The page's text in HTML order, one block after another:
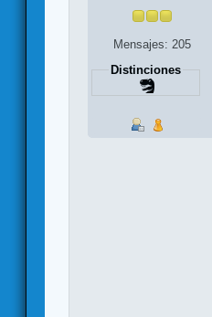
Mensajes: 205
Distinciones